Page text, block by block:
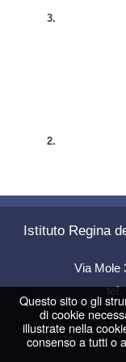
3.
2.
Istituto Regina
Via Mole
tel.
Questo sito o gli
di cookie
illustrate nella
consenso a tutti o